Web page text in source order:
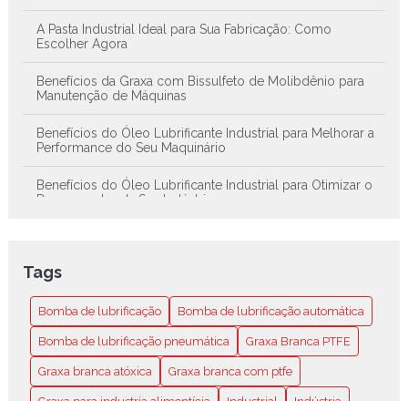
A Pasta Industrial Ideal para Sua Fabricação: Como
Escolher Agora
Benefícios da Graxa com Bissulfeto de Molibdênio para
Manutenção de Máquinas
Benefícios do Óleo Lubrificante Industrial para Melhorar a
Performance do Seu Maquinário
Benefícios do Óleo Lubrificante Industrial para Otimizar o
Desempenho da Sua Indústria
Alta Performance
Bomba de lubrificação automática é a solução ideal para
manter sua máquina sempre em perfeito funcionamento
Bomba de lubrificação automática é a solução ideal para
Tags
Bomba de lubrificação Bomba de lubrificação automática
Bomba de lubrificação pneumática Graxa Branca PTFE
Graxa branca atóxica Graxa branca com ptfe